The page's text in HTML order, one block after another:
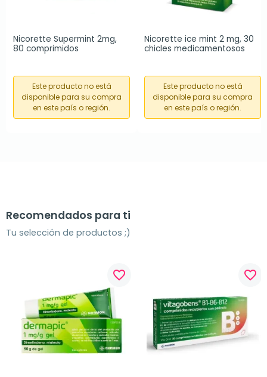
Nicorette Supermint 2mg,
80 comprimidos
Este producto no está
disponible para su compra
en este país o región.
Nicorette ice mint 2 mg, 30
chicles medicamentosos
Este producto no está
disponible para su compra
en este país o región.
Recomendados para ti
Tu selección de productos ;)
favorite_border favorite_border